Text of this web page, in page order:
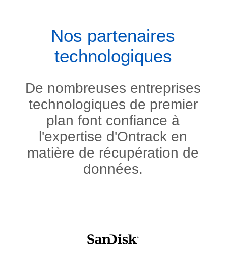
Nos partenaires
technologiques
De nombreuses entreprises
technologiques de premier
plan font confiance à
l'expertise d'Ontrack en
matière de récupération de
données.